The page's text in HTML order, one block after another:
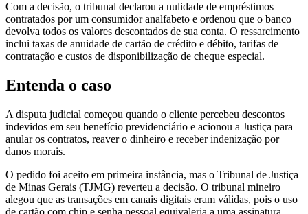
Com a decisão, o tribunal declarou a nulidade de empréstimos
contratados por um consumidor analfabeto e ordenou que o banco
devolva todos os valores descontados de sua conta. O ressarcimento
inclui taxas de anuidade de cartão de crédito e débito, tarifas de
contratação e custos de disponibilização de cheque especial.
Entenda o caso
A disputa judicial começou quando o cliente percebeu descontos
indevidos em seu benefício previdenciário e acionou a Justiça para
anular os contratos, reaver o dinheiro e receber indenização por
danos morais.
O pedido foi aceito em primeira instância, mas o Tribunal de Justiça
de Minas Gerais (TJMG) reverteu a decisão. O tribunal mineiro
alegou que as transações em canais digitais eram válidas, pois o uso